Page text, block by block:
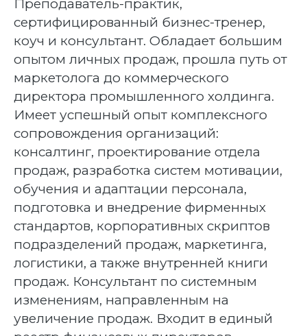
Преподаватель-практик,
сертифицированный бизнес-тренер,
коуч и консультант. Обладает большим
опытом личных продаж, прошла путь от
маркетолога до коммерческого
директора промышленного холдинга.
Имеет успешный опыт комплексного
сопровождения организаций:
консалтинг, проектирование отдела
продаж, разработка систем мотивации,
обучения и адаптации персонала,
подготовка и внедрение фирменных
стандартов, корпоративных скриптов
подразделений продаж, маркетинга,
логистики, а также внутренней книги
продаж. Консультант по системным
изменениям, направленным на
увеличение продаж. Входит в единый